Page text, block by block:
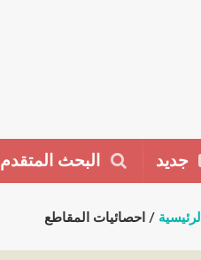
جديد البحث المتقدم
الرئيسية / احصائيات المقاطع